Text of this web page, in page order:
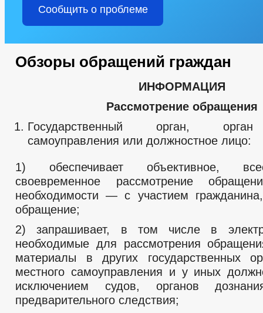
Сообщить о проблеме
Обзоры обращений граждан
ИНФОРМАЦИЯ
Рассмотрение обращения
Государственный орган,
самоуправления или должностное лицо:
1) обеспечивает объективное,
своевременное рассмотрение
необходимости — с участием
обращение;
2) запрашивает, в том числе в
необходимые для рассмотрения
материалы в других государственных
местного самоуправления и у иных
исключением судов, органов
предварительного следствия;